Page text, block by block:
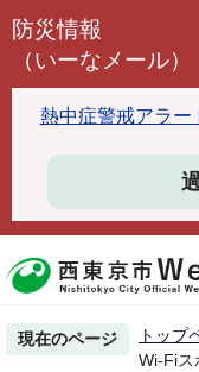
こ
頭
で
防災情報
（いーなメール）
熱中症警戒アラー
現在のページ トップ
Wi-Fiス